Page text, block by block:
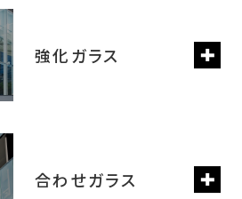
強化ガラス
合わせガラス